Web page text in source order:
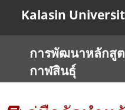
Kalasin
การพัฒนาหลักสู
กาฬสินธุ์